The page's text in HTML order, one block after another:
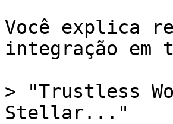
Você explica
integração em
> "Trustless
Stellar..."